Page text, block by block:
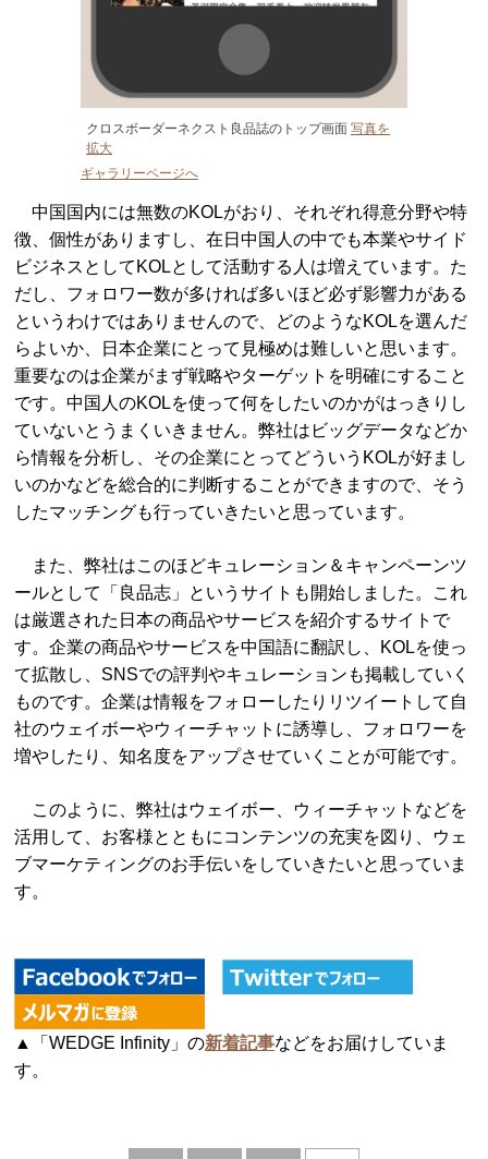
クロスボーダーネクスト良品誌のトップ画面 写真を
拡大
ギャラリーページへ
中国国内には無数のKOLがおり、それぞれ得意分野や特
徴、個性がありますし、在日中国人の中でも本業やサイド
ビジネスとしてKOLとして活動する人は増えています。た
だし、フォロワー数が多ければ多いほど必ず影響力がある
というわけではありませんので、どのようなKOLを選んだ
らよいか、日本企業にとって見極めは難しいと思います。
重要なのは企業がまず戦略やターゲットを明確にすること
です。中国人のKOLを使って何をしたいのかがはっきりし
ていないとうまくいきません。弊社はビッグデータなどか
ら情報を分析し、その企業にとってどういうKOLが好まし
いのかなどを総合的に判断することができますので、そう
したマッチングも行っていきたいと思っています。
また、弊社はこのほどキュレーション＆キャンペーンツ
ールとして「良品志」というサイトも開始しました。これ
は厳選された日本の商品やサービスを紹介するサイトで
す。企業の商品やサービスを中国語に翻訳し、KOLを使っ
て拡散し、SNSでの評判やキュレーションも掲載していく
ものです。企業は情報をフォローしたりリツイートして自
社のウェイボーやウィーチャットに誘導し、フォロワーを
増やしたり、知名度をアップさせていくことが可能です。
このように、弊社はウェイボー、ウィーチャットなどを
活用して、お客様とともにコンテンツの充実を図り、ウェ
ブマーケティングのお手伝いをしていきたいと思っていま
す。
▲「WEDGE Infinity」の新着記事などをお届けしていま
す。